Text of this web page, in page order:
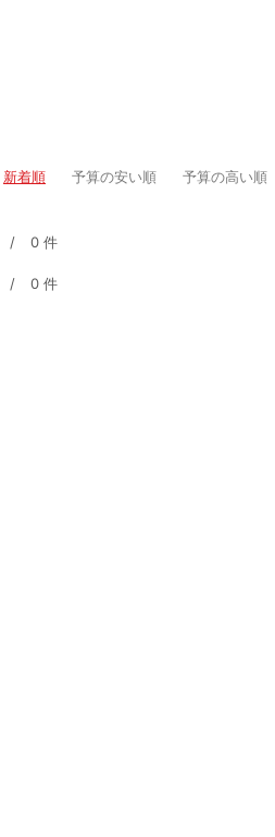
新着順 予算の安い順 予算の高い順
0 件
0 件